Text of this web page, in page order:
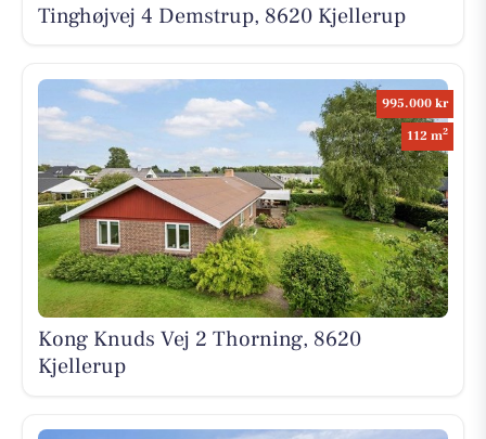
Tinghøjvej 4 Demstrup, 8620 Kjellerup
995.000 kr
112 m2
Kong Knuds Vej 2 Thorning, 8620
Kjellerup